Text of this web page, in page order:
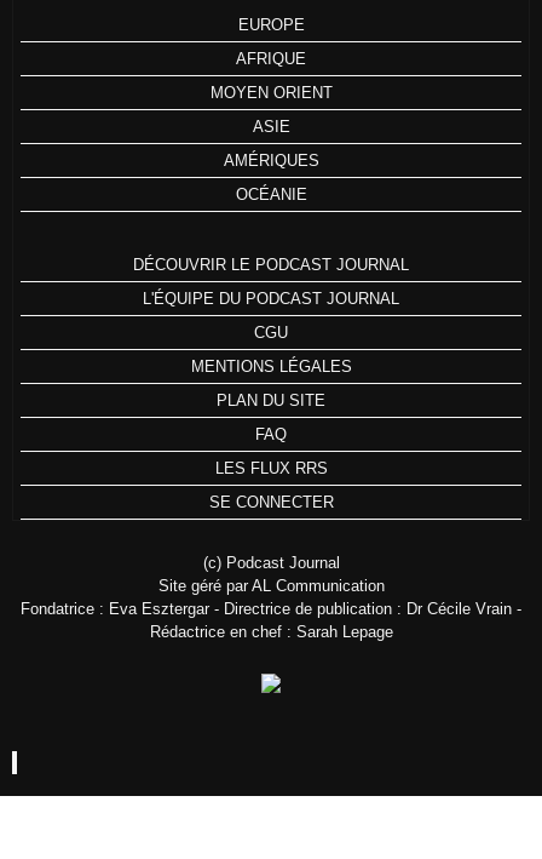
EUROPE
AFRIQUE
MOYEN ORIENT
ASIE
AMÉRIQUES
OCÉANIE
DÉCOUVRIR LE PODCAST JOURNAL
L'ÉQUIPE DU PODCAST JOURNAL
CGU
MENTIONS LÉGALES
PLAN DU SITE
FAQ
LES FLUX RRS
SE CONNECTER
(c) Podcast Journal
Site géré par AL Communication
Fondatrice : Eva Esztergar - Directrice de publication : Dr Cécile Vrain -
Rédactrice en chef : Sarah Lepage